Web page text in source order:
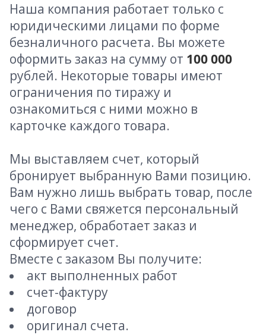
Наша компания работает только с
юридическими лицами по форме
безналичного расчета. Вы можете
оформить заказ на сумму от 100 000
рублей. Некоторые товары имеют
ограничения по тиражу и
ознакомиться с ними можно в
карточке каждого товара.
Мы выставляем счет, который
бронирует выбранную Вами позицию.
Вам нужно лишь выбрать товар, после
чего с Вами свяжется персональный
менеджер, обработает заказ и
сформирует счет.
Вместе с заказом Вы получите:
акт выполненных работ
счет-фактуру
договор
оригинал счета.